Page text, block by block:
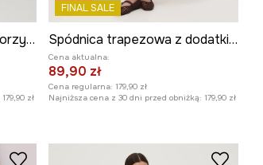
Spódnica damska maxi wzorzysta kolor beżowy
179,90 zł
FINAL SALE
Spódnica trapezowa z dodatkiem lnu z paskiem
Cena aktualna:
89,90 zł
Cena regularna: 179,90 zł
Najniższa cena z 30 dni przed obniżką: 179,90 zł